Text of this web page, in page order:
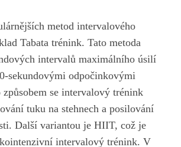
metod intervalového
Tabata trénink. ⁣Tato metoda
intervalů maximálního úsilí⁣
sekundovými odpočinkovými
se intervalový trénink
tuku na ⁤stehnech a posilování
Další variantou‌ je HIIT, což je
intervalový trénink. V‌